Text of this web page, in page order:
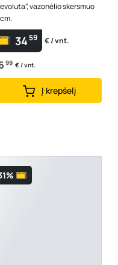
vazonėlio skersmuo
3459 € / vnt.
99 € / vnt.
Į krepšelį